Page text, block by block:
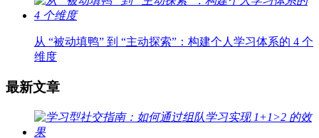
从 “被动填鸭” 到 “主动探索”：构建个人学习体系的 4 个
维度
最新文章